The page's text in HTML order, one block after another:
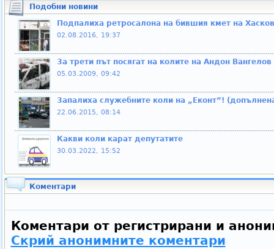
Подобни новини
Подпалиха ретросалона на бившия кмет на
02.08.2016, 19:37
За трети път посягат на колите на Андон Вангелов
05.03.2009, 09:42
Запалиха служебните коли на „Еконт”!
22.06.2015, 08:14
Какви коли карат депутатите
30.03.2022, 15:52
Коментари
Коментари от регистрирани и
Скрий анонимните коментари